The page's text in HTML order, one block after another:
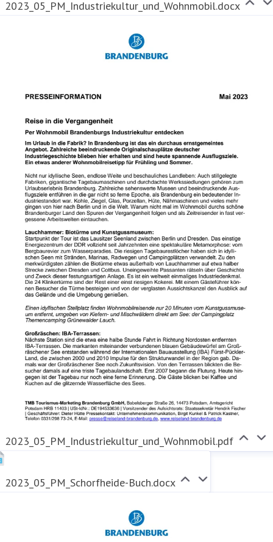
2023_05_PM_Industriekultur_und_Wohnmobil.docx
2023_05_PM_Industriekultur_und_Wohnmobil.pdf
2023_05_PM_Schorfheide-Buch.docx